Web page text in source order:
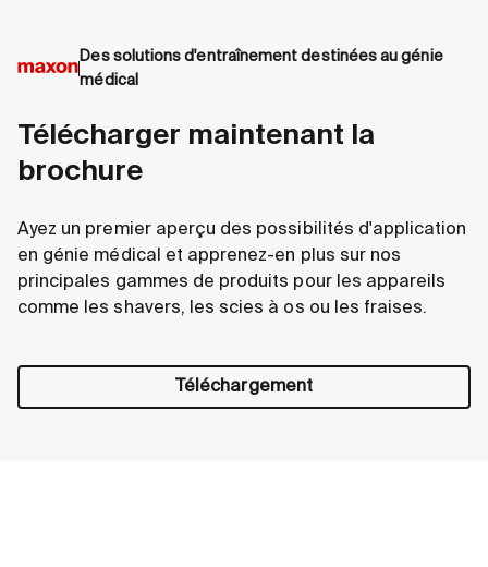
Des solutions d'entraînement destinées au génie
médical
Télécharger maintenant la
brochure
Ayez un premier aperçu des possibilités d'application
en génie médical et apprenez-en plus sur nos
principales gammes de produits pour les appareils
comme les shavers, les scies à os ou les fraises.
Téléchargement